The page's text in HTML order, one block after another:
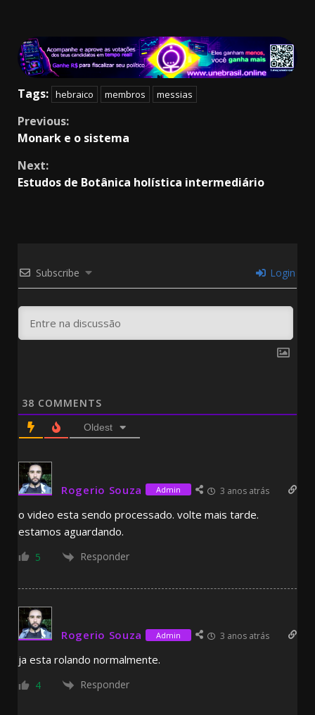
Tags: hebraico membros messias
Continue
Previous:
Monark e o sistema
Next:
Estudos de Botânica holística intermediário
Subscribe Login
38 COMMENTS
Oldest
Rogerio Souza Admin 3 anos atrás
o video esta sendo processado. volte mais tarde.
estamos aguardando.
5 Responder
Rogerio Souza Admin 3 anos atrás
ja esta rolando normalmente.
4 Responder